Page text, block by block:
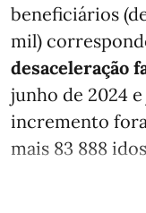
beneficiários
mil)
desaceleração
junho de 2024
incremento fora
mais 83 888